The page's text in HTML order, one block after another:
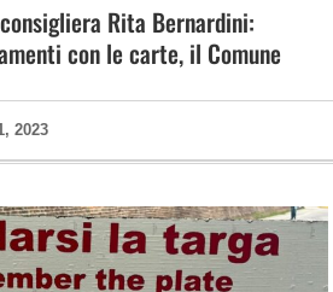
Rita Bernardini:
con le carte, il Comune
2023